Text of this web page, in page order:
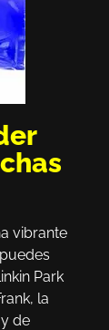
vibrante
Park
la
de